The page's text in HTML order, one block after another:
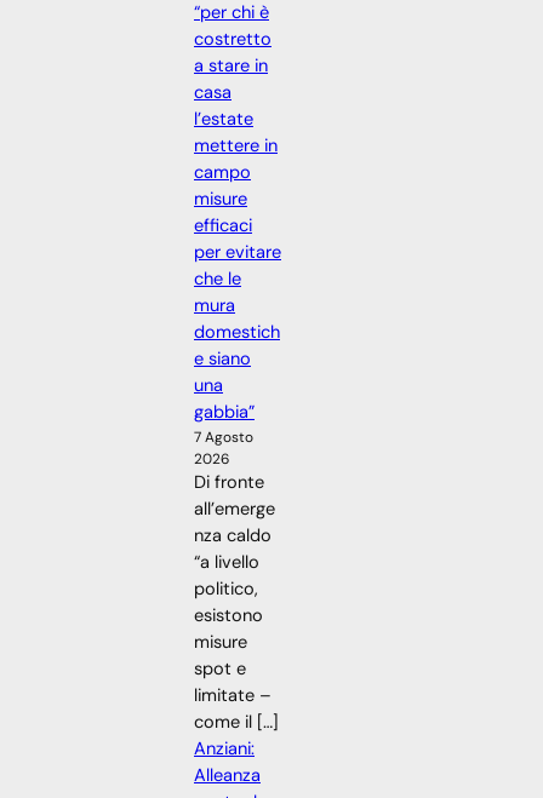
“per chi è
costretto
a stare in
casa
l’estate
mettere in
campo
misure
efficaci
per evitare
che le
mura
domestich
e siano
una
gabbia”
7 Agosto
2026
Di fronte
all’emerge
nza caldo
“a livello
politico,
esistono
misure
spot e
limitate –
come il […]
Anziani:
Alleanza